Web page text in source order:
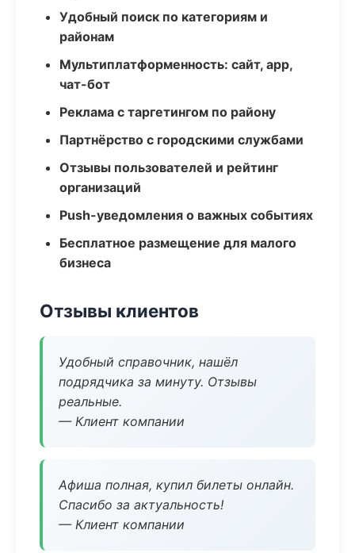
Удобный поиск по категориям и
районам
Мультиплатформенность: сайт, app,
чат-бот
Реклама с таргетингом по району
Партнёрство с городскими службами
Отзывы пользователей и рейтинг
организаций
Push-уведомления о важных событиях
Бесплатное размещение для малого
бизнеса
Отзывы клиентов
Удобный справочник, нашёл
подрядчика за минуту. Отзывы
реальные.
— Клиент компании
Афиша полная, купил билеты онлайн.
Спасибо за актуальность!
— Клиент компании